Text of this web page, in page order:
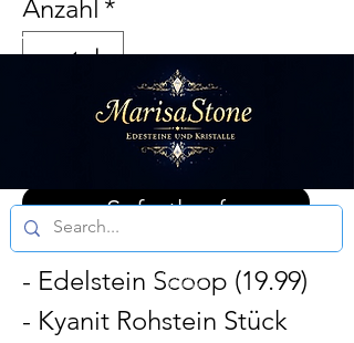
Bearbeitungszeit
3 - 5 Werktagen
Anzahl *
In den Warenkorb
Sofortkauf
- Edelstein Scoop (19.99)
- Kyanit Rohstein Stück